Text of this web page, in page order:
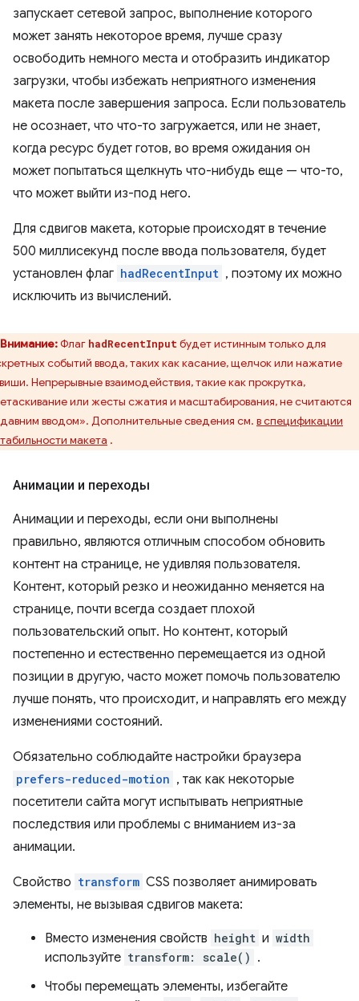
запускает сетевой запрос, выполнение которого
может занять некоторое время, лучше сразу
освободить немного места и отобразить индикатор
загрузки, чтобы избежать неприятного изменения
макета после завершения запроса. Если пользователь
не осознает, что что-то загружается, или не знает,
когда ресурс будет готов, во время ожидания он
может попытаться щелкнуть что-нибудь еще — что-то,
что может выйти из-под него.
Для сдвигов макета, которые происходят в течение
500 миллисекунд после ввода пользователя, будет
установлен флаг hadRecentInput , поэтому их можно
исключить из вычислений.
Внимание:Флаг hadRecentInputбудет истинным только для
событий ввода, таких как касание, щелчок или нажатие
Непрерывные взаимодействия, такие как прокрутка,
или жесты сжатия и масштабирования, не считаются
вводом». Дополнительные сведения см. в спецификации
макета .
Анимации и переходы
Анимации и переходы, если они выполнены
правильно, являются отличным способом обновить
контент на странице, не удивляя пользователя.
Контент, который резко и неожиданно меняется на
странице, почти всегда создает плохой
пользовательский опыт. Но контент, который
постепенно и естественно перемещается из одной
позиции в другую, часто может помочь пользователю
лучше понять, что происходит, и направлять его между
изменениями состояний.
Обязательно соблюдайте настройки браузера
prefers-reduced-motion , так как некоторые
посетители сайта могут испытывать неприятные
последствия или проблемы с вниманием из-за
анимации.
Свойство transform CSS позволяет анимировать
элементы, не вызывая сдвигов макета:
Вместо изменения свойств height и width
используйте transform: scale() .
Чтобы перемещать элементы, избегайте